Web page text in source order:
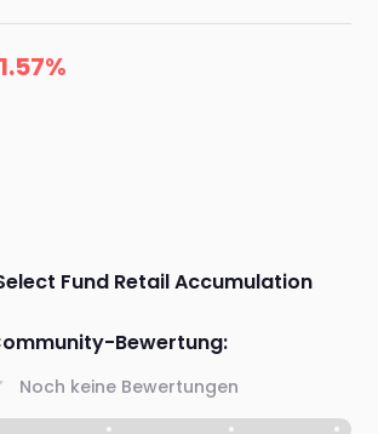
Fund Retail Accumulation
Bewertung:
Noch keine Bewertungen